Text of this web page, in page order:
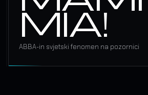
MIA!
ABBA-in svjetski fenomen na pozornici